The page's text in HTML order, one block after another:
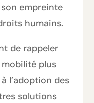
empreinte
humains.
de rappeler
plus
l’adoption des
solutions